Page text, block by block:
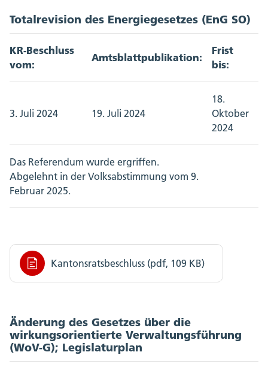
Totalrevision des Energiegesetzes (EnG SO)
KR-Beschluss
vom:
Amtsblattpublikation:
Frist
bis:
3. Juli 2024 19. Juli 2024
18.
Oktober
2024
Das Referendum wurde ergriffen.
Abgelehnt in der Volksabstimmung vom 9.
Februar 2025.
Kantonsratsbeschluss (pdf, 109 KB)
Änderung des Gesetzes über die
wirkungsorientierte Verwaltungsführung
(WoV-G); Legislaturplan